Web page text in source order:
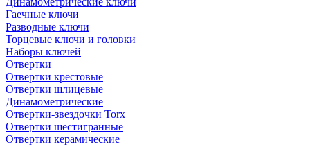
Гаечные ключи
Разводные ключи
Торцевые ключи и головки
Наборы ключей
Отвертки
Отвертки крестовые
Отвертки шлицевые
Динамометрические
Отвертки-звездочки Torx
Отвертки шестигранные
Отвертки керамические